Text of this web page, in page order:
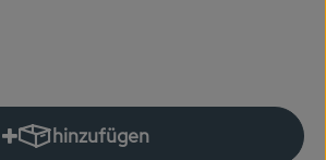
hinzufügen
Produkt zum Warenkorb